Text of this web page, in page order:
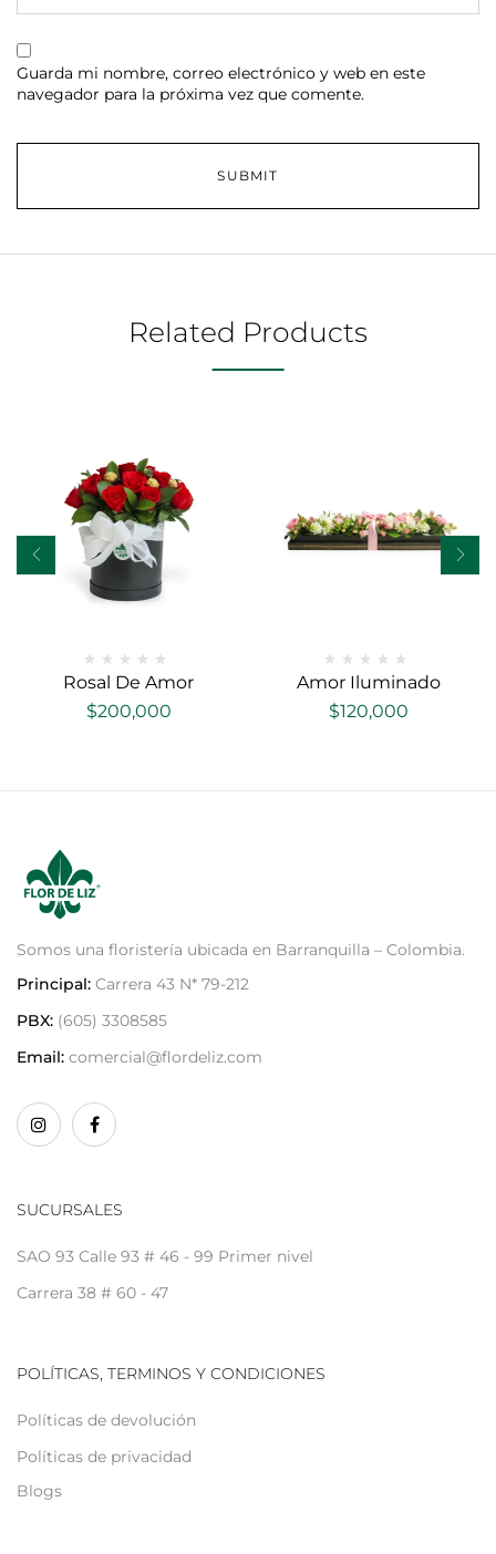
Guarda mi nombre, correo electrónico y web en este
navegador para la próxima vez que comente.
Related Products
Rosal De Amor
$200,000
Amor Iluminado
$120,000
Somos una floristería ubicada en Barranquilla – Colombia.
Principal: Carrera 43 N* 79-212
PBX: (605) 3308585
Email: comercial@flordeliz.com
SUCURSALES
SAO 93 Calle 93 # 46 - 99 Primer nivel
Carrera 38 # 60 - 47
POLÍTICAS, TERMINOS Y CONDICIONES
Políticas de devolución
Políticas de privacidad
Blogs